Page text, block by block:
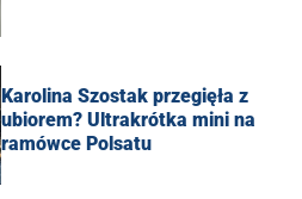
Karolina Szostak przegięła z
ubiorem? Ultrakrótka mini na
ramówce Polsatu